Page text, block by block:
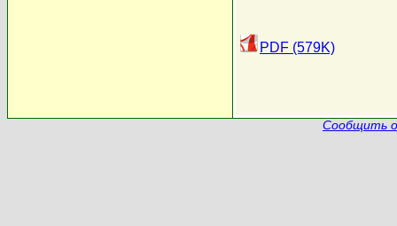
PDF (579K)
Сообщить о